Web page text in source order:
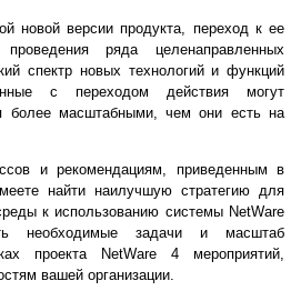
новой версии продукта, переход к ее
ряда целенаправленных
спектр новых технологий и функций
с переходом действия могут
более масштабными, чем они есть на
и рекомендациям, приведенным в
найти наилучшую стратегию для
к использованию системы NetWare
необходимые задачи и масштаб
проекта NetWare 4 мероприятий,
вашей организации.